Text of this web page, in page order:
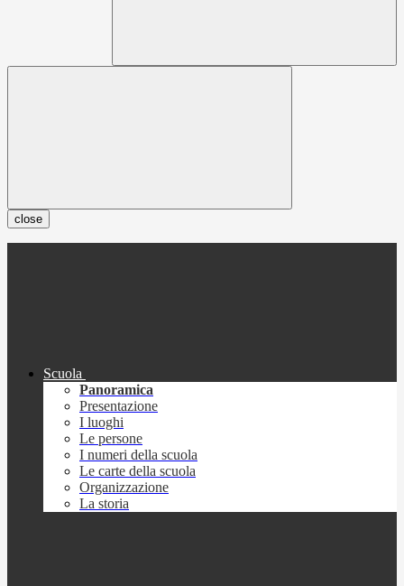
close
Scuola
Panoramica
Presentazione
I luoghi
Le persone
I numeri della scuola
Le carte della scuola
Organizzazione
La storia